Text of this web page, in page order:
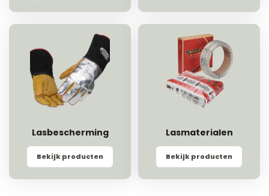
Lasbescherming
Bekijk producten
Lasmaterialen
Bekijk producten